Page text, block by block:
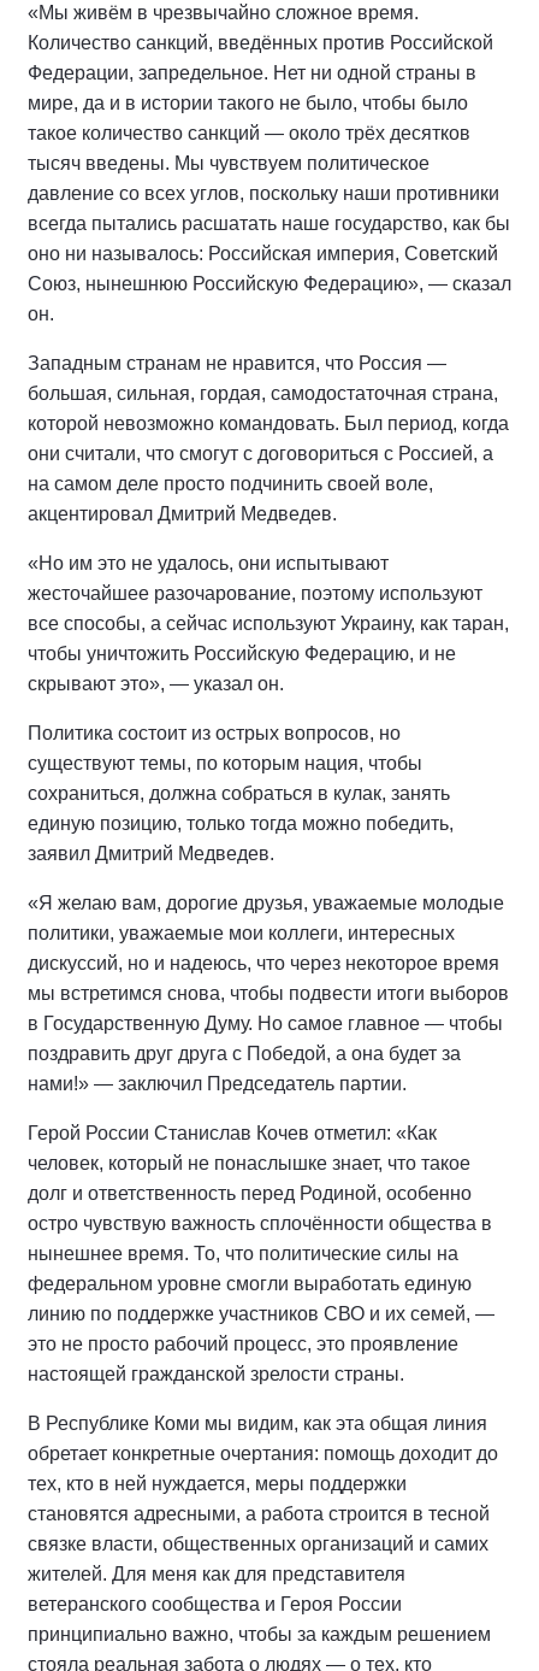
«Мы живём в чрезвычайно сложное время.
Количество санкций, введённых против Российской
Федерации, запредельное. Нет ни одной страны в
мире, да и в истории такого не было, чтобы было
такое количество санкций — около трёх десятков
тысяч введены. Мы чувствуем политическое
давление со всех углов, поскольку наши противники
всегда пытались расшатать наше государство, как бы
оно ни называлось: Российская империя, Советский
Союз, нынешнюю Российскую Федерацию», — сказал
он.
Западным странам не нравится, что Россия —
большая, сильная, гордая, самодостаточная страна,
которой невозможно командовать. Был период, когда
они считали, что смогут с договориться с Россией, а
на самом деле просто подчинить своей воле,
акцентировал Дмитрий Медведев.
«Но им это не удалось, они испытывают
жесточайшее разочарование, поэтому используют
все способы, а сейчас используют Украину, как таран,
чтобы уничтожить Российскую Федерацию, и не
скрывают это», — указал он.
Политика состоит из острых вопросов, но
существуют темы, по которым нация, чтобы
сохраниться, должна собраться в кулак, занять
единую позицию, только тогда можно победить,
заявил Дмитрий Медведев.
«Я желаю вам, дорогие друзья, уважаемые молодые
политики, уважаемые мои коллеги, интересных
дискуссий, но и надеюсь, что через некоторое время
мы встретимся снова, чтобы подвести итоги выборов
в Государственную Думу. Но самое главное — чтобы
поздравить друг друга с Победой, а она будет за
нами!» — заключил Председатель партии.
Герой России Станислав Кочев отметил: «Как
человек, который не понаслышке знает, что такое
долг и ответственность перед Родиной, особенно
остро чувствую важность сплочённости общества в
нынешнее время. То, что политические силы на
федеральном уровне смогли выработать единую
линию по поддержке участников СВО и их семей, —
это не просто рабочий процесс, это проявление
настоящей гражданской зрелости страны.
В Республике Коми мы видим, как эта общая линия
обретает конкретные очертания: помощь доходит до
тех, кто в ней нуждается, меры поддержки
становятся адресными, а работа строится в тесной
связке власти, общественных организаций и самих
жителей. Для меня как для представителя
ветеранского сообщества и Героя России
принципиально важно, чтобы за каждым решением
стояла реальная забота о людях — о тех, кто